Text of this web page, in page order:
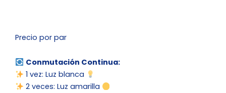
Precio por par
Conmutación Continua:
1 vez: Luz blanca
2 veces: Luz amarilla